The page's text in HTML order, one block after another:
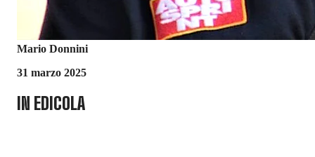
Mario Donnini
31 marzo 2025
IN EDICOLA